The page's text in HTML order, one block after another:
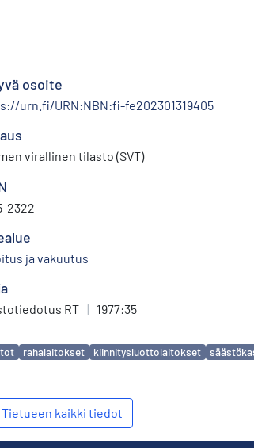
osoite
urn.fi/URN:NBN:fi-fe202301319405
virallinen tilasto (SVT)
2322
ja vakuutus
RT | 1977:35
rahalaitokset kiinnitysluottolaitokset
Tietueen kaikki tiedot